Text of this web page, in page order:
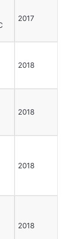
2017
2018
2018
2018
2018